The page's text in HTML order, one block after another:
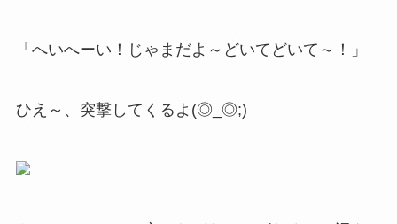
「へいへーい！じゃまだよ～どいてどいて～！」
ひえ～、突撃してくるよ(◎_◎;)